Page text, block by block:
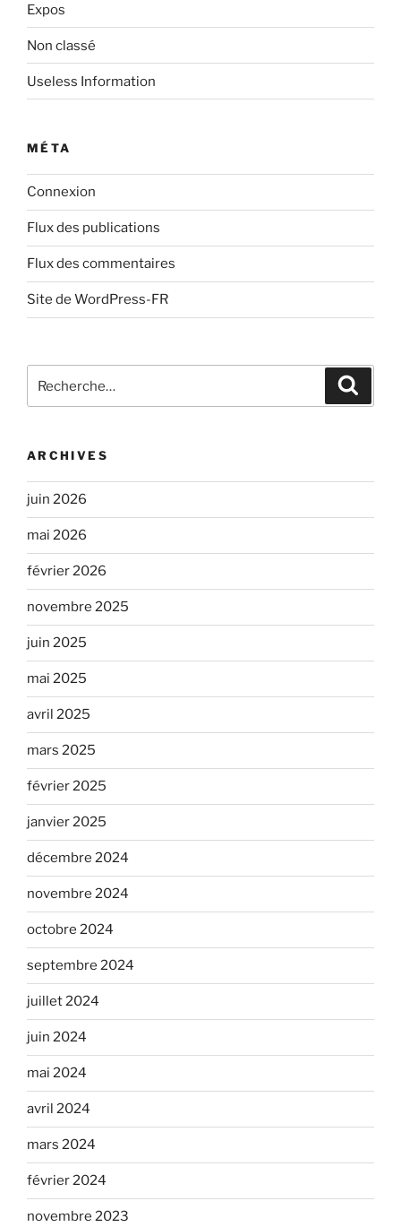
Expos
Non classé
Useless Information
MÉTA
Connexion
Flux des publications
Flux des commentaires
Site de WordPress-FR
pour
ARCHIVES
juin 2026
mai 2026
février 2026
novembre 2025
juin 2025
mai 2025
avril 2025
mars 2025
février 2025
janvier 2025
décembre 2024
novembre 2024
octobre 2024
septembre 2024
juillet 2024
juin 2024
mai 2024
avril 2024
mars 2024
février 2024
novembre 2023